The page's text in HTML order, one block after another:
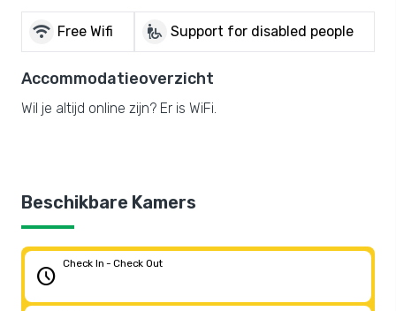
wifi Free Wifi wheelchair_pickup Support for disabled people
Accommodatieoverzicht
Wil je altijd online zijn? Er is WiFi.
Beschikbare Kamers
schedule
Check In - Check Out